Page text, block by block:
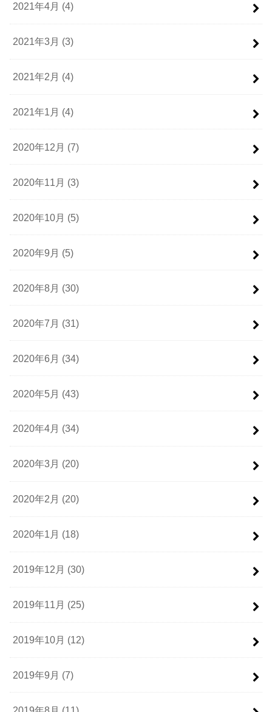
2021年4月 (4)
2021年3月 (3)
2021年2月 (4)
2021年1月 (4)
2020年12月 (7)
2020年11月 (3)
2020年10月 (5)
2020年9月 (5)
2020年8月 (30)
2020年7月 (31)
2020年6月 (34)
2020年5月 (43)
2020年4月 (34)
2020年3月 (20)
2020年2月 (20)
2020年1月 (18)
2019年12月 (30)
2019年11月 (25)
2019年10月 (12)
2019年9月 (7)